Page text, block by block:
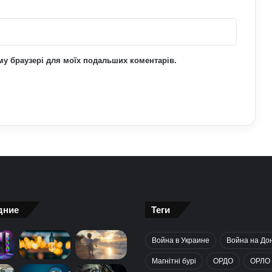
браузері для моїх подальших коментарів.
Теги
Война в Украине Война на
Магнітні бурі ОРДО ОРЛО